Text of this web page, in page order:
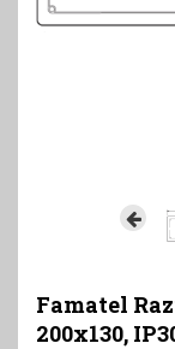
Famatel
200x130,